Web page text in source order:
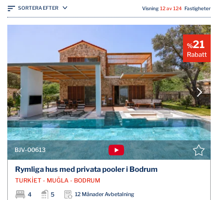
SORTERA EFTER Visning 12 av 124 Fastigheter
%21
Rabatt
BJV-00613
Rymliga hus med privata pooler i Bodrum
TURKİET - MUĞLA - BODRUM
4
5 12 Månader Avbetalning